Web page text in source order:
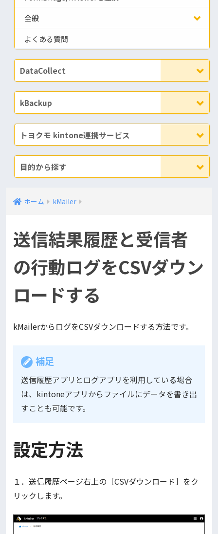
全般
よくある質問
DataCollect
kBackup
トヨクモ kintone連携サービス
目的から探す
ホーム kMailer
送信結果履歴と受信者
の行動ログをCSVダウン
ロードする
kMailerからログをCSVダウンロードする方法です。
補足
送信履歴アプリとログアプリを利用している場合
は、kintoneアプリからファイルにデータを書き出
すことも可能です。
設定方法
１．送信履歴ページ右上の［CSVダウンロード］をク
リックします。